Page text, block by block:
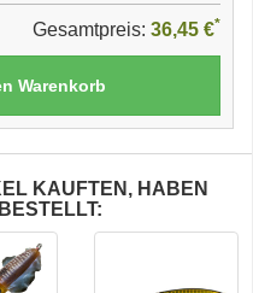
Gesamtpreis: 36,45 €*
Warenkorb
KAUFTEN, HABEN